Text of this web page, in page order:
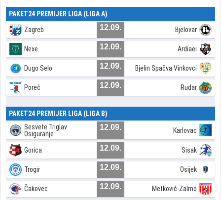
PAKET24 PREMIJER LIGA (LIGA A)
Zagreb 12.09. Bjelovar
Nexe 12.09. Ardiaei
Dugo Selo 12.09. Bjelin Spačva Vinkovci
Poreč 12.09. Rudar
PAKET24 PREMIJER LIGA (LIGA B)
Sesvete Triglav
Osiguranje
12.09. Karlovac
Gorica 12.09. Sisak
Trogir 12.09. Osijek
Čakovec 12.09. Metković-Zalmo